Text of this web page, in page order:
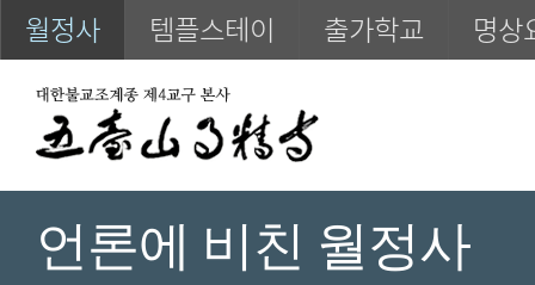
월정사 템플스테이 출가학교 명상
언론에 비친 월정사